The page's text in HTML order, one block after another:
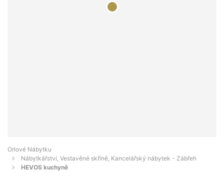
Orlové Nábytku
Nábytkářství, Vestavěné skříně, Kancelářský nábytek - Zábřeh
HEVOS kuchyně